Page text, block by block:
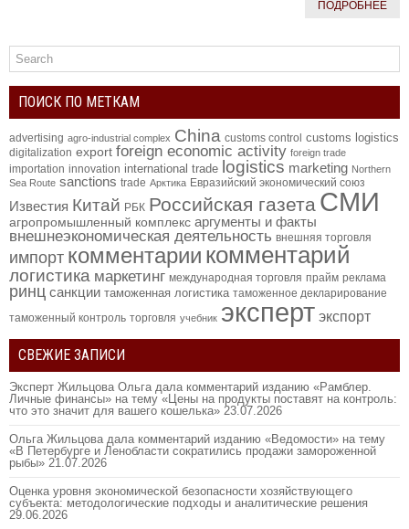
ПОДРОБНЕЕ
ПОИСК ПО МЕТКАМ
advertising agro-industrial complex China customs control customs logistics
digitalization export foreign economic activity foreign trade
importation innovation international trade logistics marketing Northern
Sea Route sanctions trade Арктика Евразийский экономический союз
Известия Китай РБК Российская газета СМИ
агропромышленный комплекс аргументы и факты
внешнеэкономическая деятельность внешняя торговля
импорт комментарии комментарий
логистика маркетинг международная торговля прайм реклама
ринц санкции таможенная логистика таможенное декларирование
таможенный контроль торговля учебник эксперт экспорт
СВЕЖИЕ ЗАПИСИ
Эксперт Жильцова Ольга дала комментарий изданию «Рамблер.
Личные финансы» на тему «Цены на продукты поставят на контроль:
что это значит для вашего кошелька» 23.07.2026
Ольга Жильцова дала комментарий изданию «Ведомости» на тему
«В Петербурге и Ленобласти сократились продажи замороженной
рыбы» 21.07.2026
Оценка уровня экономической безопасности хозяйствующего
субъекта: методологические подходы и аналитические решения
29.06.2026